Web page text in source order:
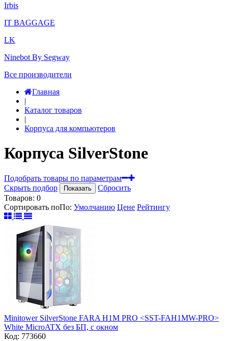
Irbis
IT BAGGAGE
LK
Ninebot By Segway
Все производители
Главная
|
Каталог товаров
|
Корпуса для компьютеров
Корпуса SilverStone
Подобрать товары по параметрам
Скрыть подбор
Показать
Сбросить
Товаров: 0
Сортировать поПо: Умолчанию Цене Рейтингу
Minitower SilverStone FARA H1M PRO <SST-FAH1MW-PRO>
White MicroATX без БП, с окном
Код: 773660